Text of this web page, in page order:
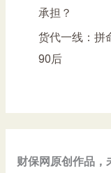
承担？
货代一线：拼
90后
财保网原创作品，